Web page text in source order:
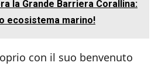
la Grande Barriera Corallina:
ecosistema marino!
con il suo benvenuto